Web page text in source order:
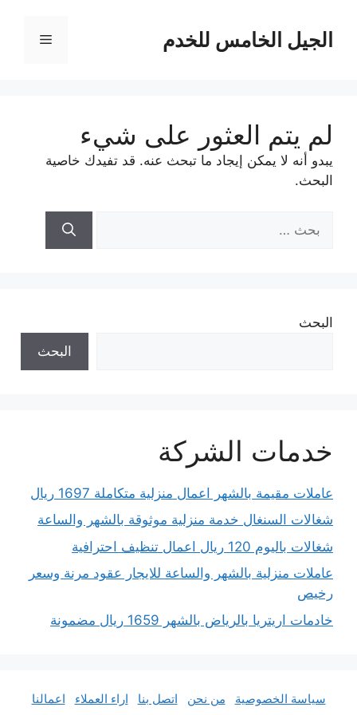
المحتوىالجيل الخامس للخدم القائمة
لم يتم العثور على شيء
يبدو أنه لا يمكن إيجاد ما تبحث عنه. قد تفيدك خاصية
البحث.
عن:
البحث
البحث
خدمات الشركة
عاملات مقيمة بالشهر اعمال منزلية متكاملة 1697 ريال
شغالات السنغال خدمة منزلية موثوقة بالشهر والساعة
شغالات باليوم 120 ريال اعمال تنظيف احترافية
عاملات منزلية بالشهر والساعة للايجار عقود مرنة وسعر
رخيص
خادمات اريتريا بالرياض بالشهر 1659 ريال مضمونة
سياسة الخصوصية من نحن اتصل بنا اراء العملاء اعمالنا